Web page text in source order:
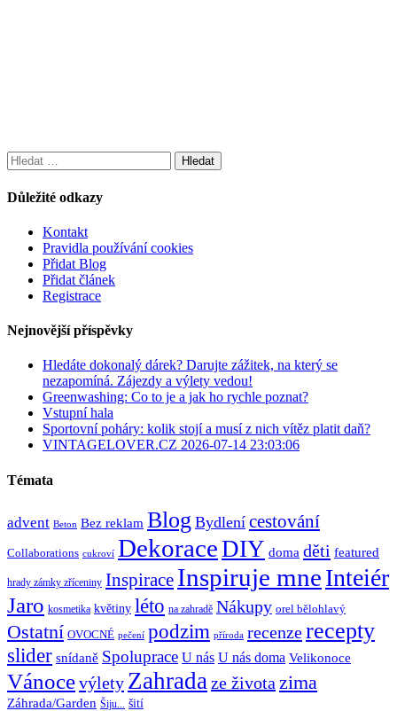
Vyhledávání
Důležité odkazy
Kontakt
Pravidla používání cookies
Přidat Blog
Přidat článek
Registrace
Nejnovější příspěvky
Hledáte dokonalý dárek? Darujte zážitek, na který se
nezapomíná. Zájezdy a výlety vedou!
Greenwashing: Co to je a jak ho rychle poznat?
Vstupní hala
Sportovní poháry: kolik stojí a musí z nich vítěz platit daň?
VINTAGELOVER.CZ 2026-07-14 23:03:06
Témata
advent Beton Bez reklam Blog Bydlení cestování
Collaborations cukroví DekoraceDIY doma děti featured
hrady zámky zříceniny Inspirace Inspiruje mneInteiér
Jaro kosmetika květiny léto na zahradě Nákupy orel bělohlavý
Ostatní OVOCNÉ pečení podzim příroda recenzerecepty
slider snídaně Spoluprace U nás U nás doma Velikonoce
Vánocevýlety Zahrada ze života zima
Záhrada/Garden Šiju... šití